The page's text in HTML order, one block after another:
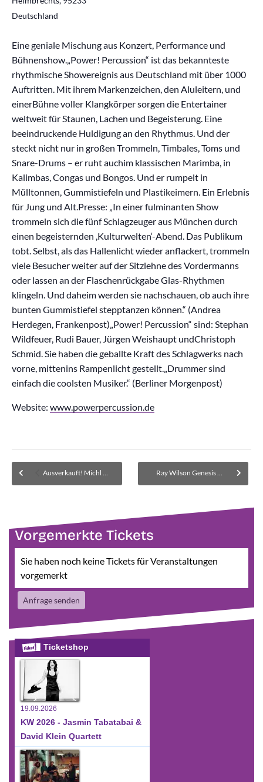
Deutschland
Eine geniale Mischung aus Konzert, Performance und
Bühnenshow.„Power! Percussion“ ist das bekannteste
rhythmische Showereignis aus Deutschland mit über 1000
Auftritten. Mit ihrem Markenzeichen, den Aluleitern, und
einerBühne voller Klangkörper sorgen die Entertainer
weltweit für Staunen, Lachen und Begeisterung. Eine
beeindruckende Huldigung an den Rhythmus. Und der
steckt nicht nur in großen Trommeln, Timbales, Toms und
Snare-Drums – er ruht auchim klassischen Marimba, in
Kalimbas, Congas und Bongos. Und er rumpelt in
Mülltonnen, Gummistiefeln und Plastikeimern. Ein Erlebnis
für Jung und Alt.Presse: „In einer fulminanten Show
trommeln sich die fünf Schlagzeuger aus München durch
einen begeisternden ,Kulturwelten‘-Abend. Das Publikum
tobt. Selbst, als das Hallenlicht wieder anflackert, trommeln
viele Besucher weiter auf der Sitzlehne des Vordermanns
oder lassen an der Flaschenrückgabe Glas-Rhythmen
klingeln. Und daheim werden sie nachschauen, ob auch ihre
bunten Gummistiefel stepptanzen können.“ (Andrea
Herdegen, Frankenpost)„Power! Percussion“ sind: Stephan
Wildfeuer, Rudi Bauer, Jürgen Weishaupt undChristoph
Schmid. Sie haben die geballte Kraft des Schlagwerks nach
vorne, mittenins Rampenlicht gestellt.„Drummer sind
einfach die coolsten Musiker.“ (Berliner Morgenpost)
Website: www.powerpercussion.de
Ausverkauft! Michl Müller – Ausverkauft. Warteliste für zurückgegebene Karten Ray Wilson Genesis Classic
Vorgemerkte Tickets
Sie haben noch keine Tickets für Veranstaltungen
vorgemerkt
Anfrage senden
Ticketshop
19.09.2026
KW 2026 - Jasmin Tabatabai &
David Klein Quartett